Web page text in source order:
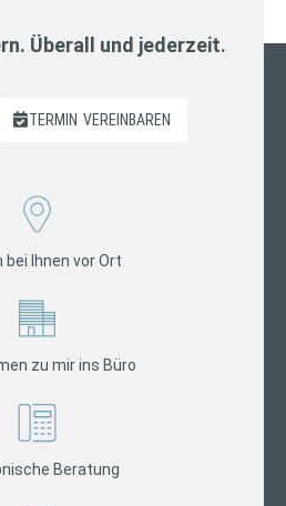
Überall und jederzeit.
TERMIN VEREINBAREN
bei Ihnen vor Ort
zu mir ins Büro
Beratung